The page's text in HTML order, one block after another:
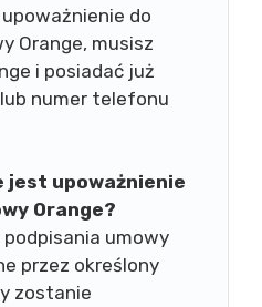
do
Orange, musisz
i posiadać już
numer telefonu
jest upoważnienie
Orange?
umowy
przez określony
zostanie